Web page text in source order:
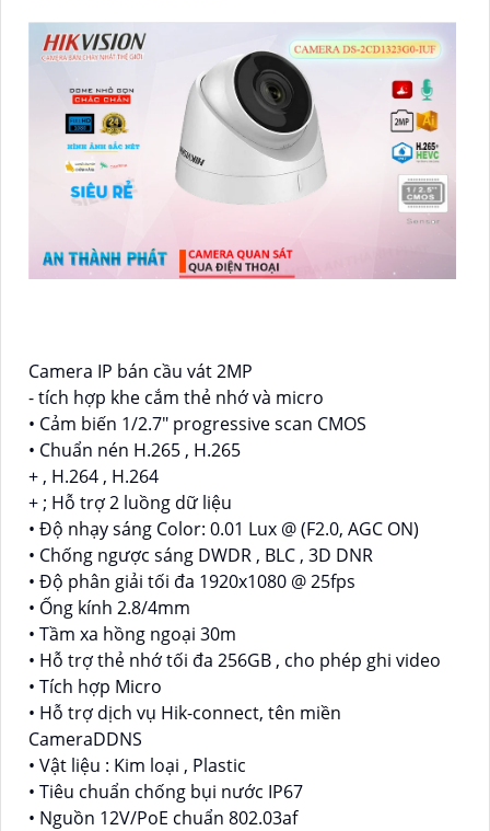
Camera IP bán cầu vát 2MP
- tích hợp khe cắm thẻ nhớ và micro
• Cảm biến 1/2.7" progressive scan CMOS
• Chuẩn nén H.265 , H.265
+ , H.264 , H.264
+ ; Hỗ trợ 2 luồng dữ liệu
• Độ nhạy sáng Color: 0.01 Lux @ (F2.0, AGC ON)
• Chống ngược sáng DWDR , BLC , 3D DNR
• Độ phân giải tối đa 1920x1080 @ 25fps
• Ống kính 2.8/4mm
• Tầm xa hồng ngoại 30m
• Hỗ trợ thẻ nhớ tối đa 256GB , cho phép ghi video
• Tích hợp Micro
• Hỗ trợ dịch vụ Hik-connect, tên miền
CameraDDNS
• Vật liệu : Kim loại , Plastic
• Tiêu chuẩn chống bụi nước IP67
• Nguồn 12V/PoE chuẩn 802.03af